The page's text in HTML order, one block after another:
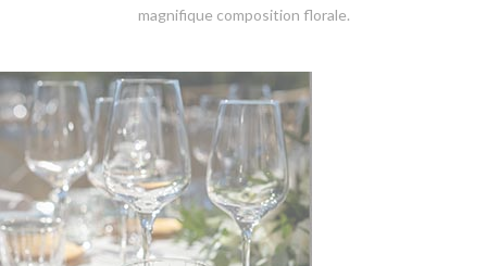
magnifique composition florale.